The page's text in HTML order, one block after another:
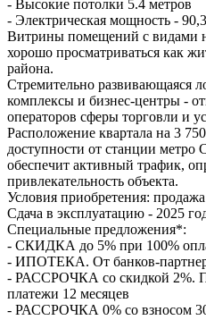
- Высокие потолки 5.4 метров
- Электрическая мощность -
Витрины помещений с видами
хорошо просматриваться как
района.
Стремительно развивающаяся
комплексы и бизнес-центры -
операторов сферы торговли и
Расположение квартала на 3
доступности от станции
обеспечит активный трафик,
привлекательность объекта.
Условия приобретения:
Сдача в эксплуатацию - 2025
Специальные предложения*:
- СКИДКА до 5% при 100%
- ИПОТЕКА. От банков-
- РАССРОЧКА со скидкой 2%.
платежи 12 месяцев
- РАССРОЧКА 0% со взносом